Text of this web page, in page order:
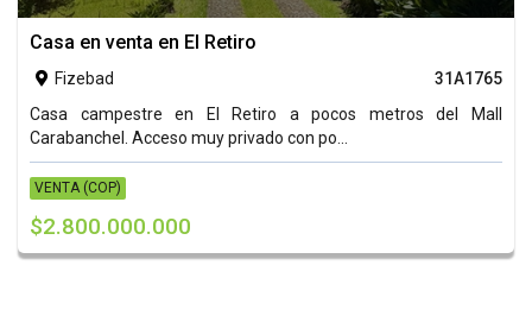
Casa en venta en El Retiro
 Fizebad
31A1765
Casa campestre en El Retiro a pocos metros del Mall
Carabanchel. Acceso muy privado con po...
VENTA (COP)
$2.800.000.000